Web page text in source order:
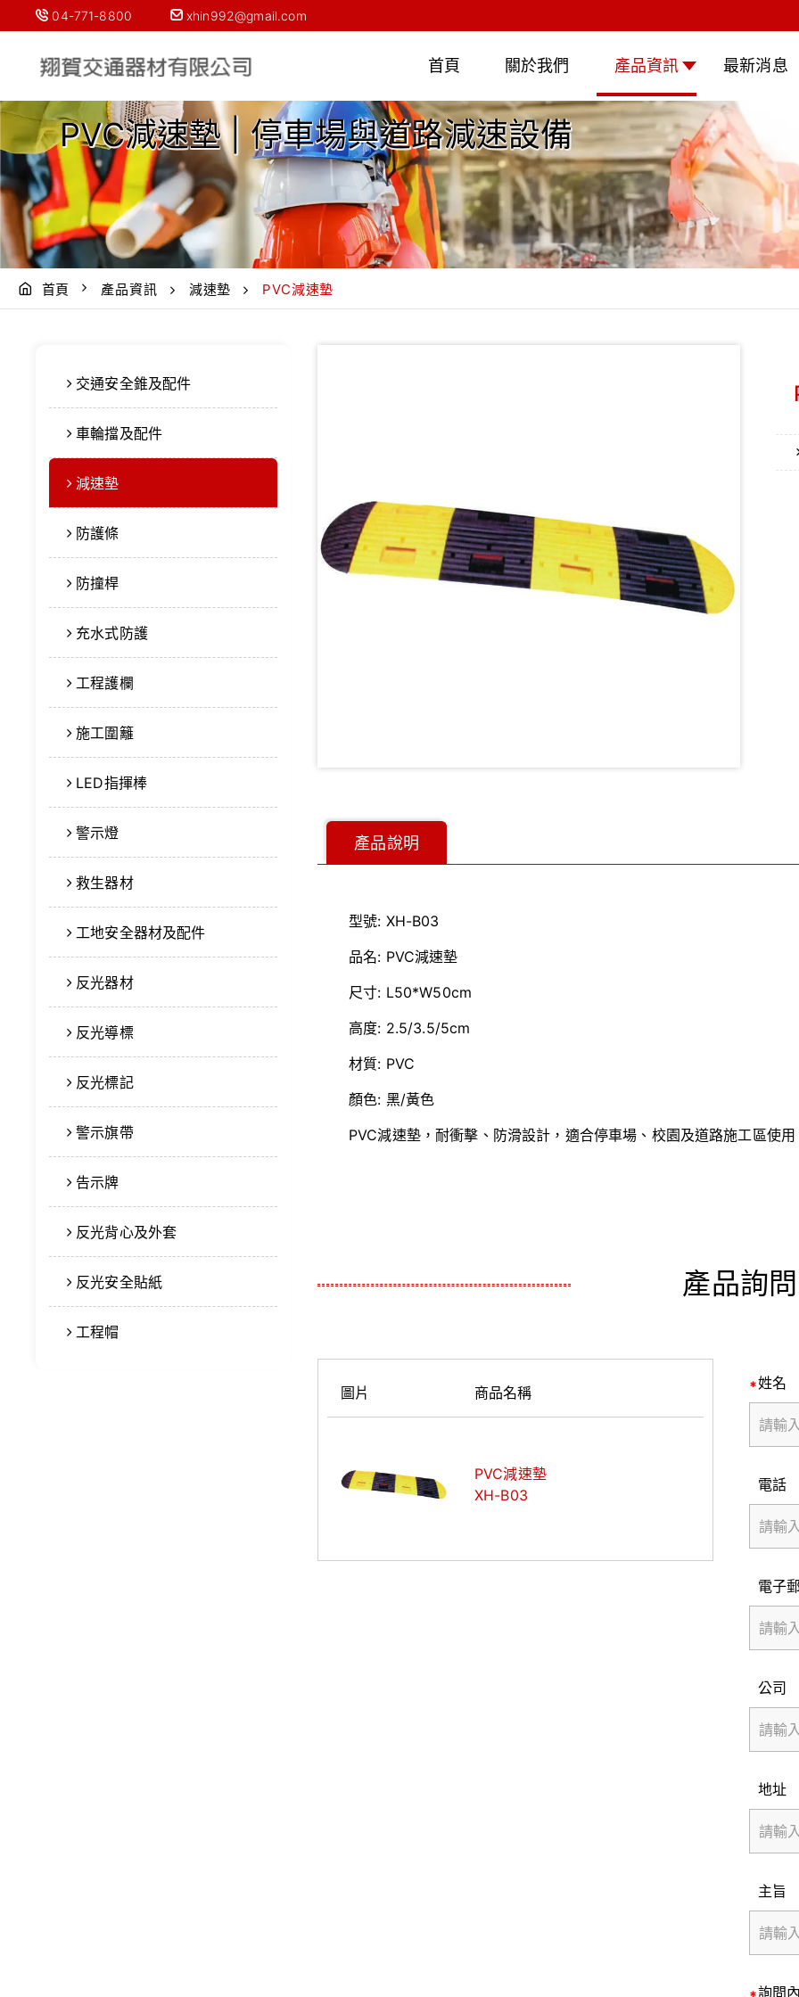
04-771-8800 xhin992@gmail.com
首頁 關於我們 產品資訊 最新消息
PVC減速墊 | 停車場與道路減速設備
首頁 產品資訊 減速墊 PVC減速墊
交通安全錐及配件
車輪擋及配件
減速墊
防護條
防撞桿
充水式防護
工程護欄
施工圍籬
LED指揮棒
警示燈
救生器材
工地安全器材及配件
反光器材
反光導標
反光標記
警示旗帶
告示牌
反光背心及外套
反光安全貼紙
工程帽
產品說明
型號: XH-B03
品名: PVC減速墊
尺寸: L50*W50cm
高度: 2.5/3.5/5cm
材質: PVC
顏色: 黑/黃色
PVC減速墊，耐衝擊、防滑設計，適合停車場、校園及道路施工區使
產品詢問
圖片 商品名稱
PVC減速墊
XH-B03
姓名
電話
電子
公司
地址
主旨
詢問